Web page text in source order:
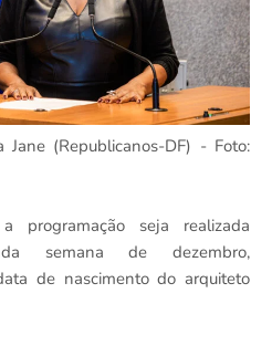
Jane (Republicanos-DF) - Foto:
seja realizada
semana de dezembro,
de nascimento do arquiteto